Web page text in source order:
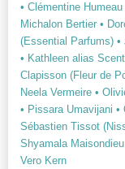
• Clémentine Humeau
Michalon Bertier •
(Essential Parfums) •
• Kathleen alias
Clapisson (Fleur de
Neela Vermeire •
• Pissara Umavijani •
Sébastien Tissot
Shyamala Maisondieu
Vero Kern